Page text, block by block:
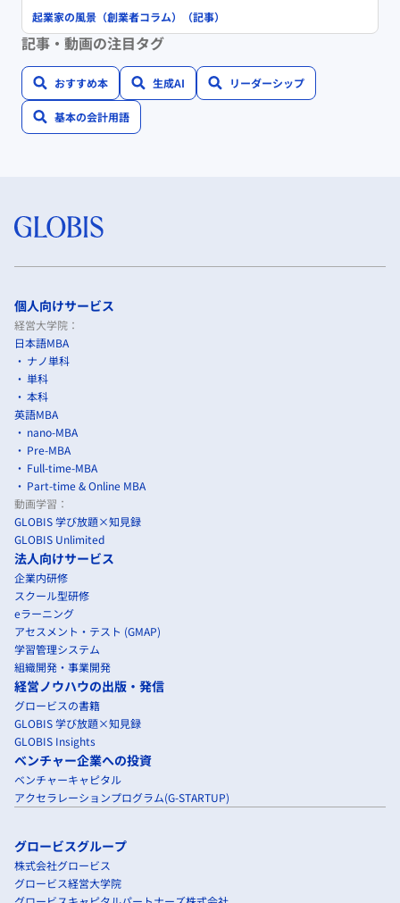
起業家の風景（創業者コラム）（記事）
記事・動画の注目タグ
おすすめ本 生成AI リーダーシップ
基本の会計用語
個人向けサービス
経営大学院：
日本語MBA
ナノ単科
単科
本科
英語MBA
nano-MBA
Pre-MBA
Full-time-MBA
Part-time & Online MBA
動画学習：
GLOBIS 学び放題×知見録
GLOBIS Unlimited
法人向けサービス
企業内研修
スクール型研修
eラーニング
アセスメント・テスト (GMAP)
学習管理システム
組織開発・事業開発
経営ノウハウの出版・発信
グロービスの書籍
GLOBIS 学び放題×知見録
GLOBIS Insights
ベンチャー企業への投資
ベンチャーキャピタル
アクセラレーションプログラム(G-STARTUP)
グロービスグループ
株式会社グロービス
グロービス経営大学院